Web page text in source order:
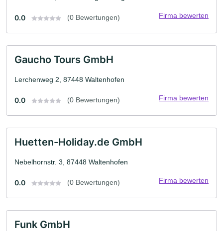
0.0 (0 Bewertungen) Firma bewerten
Gaucho Tours GmbH
Lerchenweg 2, 87448 Waltenhofen
0.0 (0 Bewertungen) Firma bewerten
Huetten-Holiday.de GmbH
Nebelhornstr. 3, 87448 Waltenhofen
0.0 (0 Bewertungen) Firma bewerten
Funk GmbH